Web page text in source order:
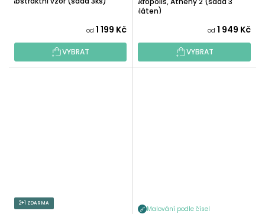
od 1 199 Kč
VYBRAT
pláten)
od 1 949 Kč
VYBRAT
2+1 ZDARMA
Malování podle čísel